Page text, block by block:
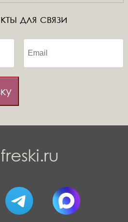
для связи